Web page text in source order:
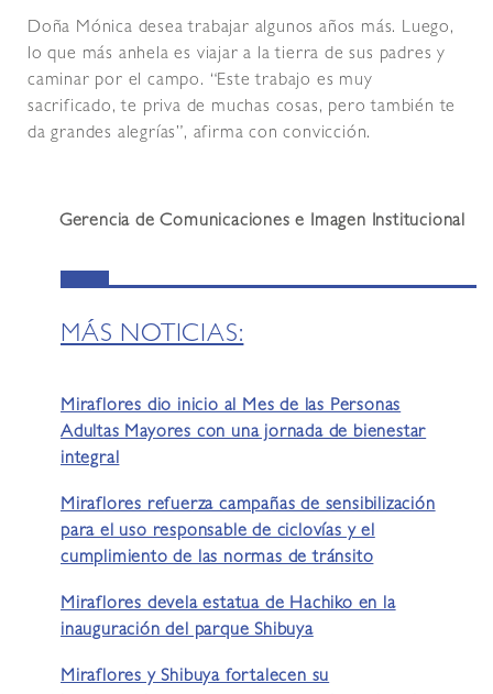
Doña Mónica desea trabajar algunos años más. Luego,
lo que más anhela es viajar a la tierra de sus padres y
caminar por el campo. “Este trabajo es muy
sacrificado, te priva de muchas cosas, pero también te
da grandes alegrías”, afirma con convicción.
Gerencia de Comunicaciones e Imagen Institucional
MÁS NOTICIAS:
Miraflores dio inicio al Mes de las Personas
Adultas Mayores con una jornada de bienestar
integral
Miraflores refuerza campañas de sensibilización
para el uso responsable de ciclovías y el
cumplimiento de las normas de tránsito
Miraflores devela estatua de Hachiko en la
inauguración del parque Shibuya
Miraflores y Shibuya fortalecen su